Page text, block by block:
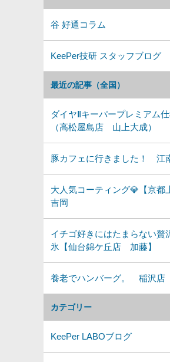
カテゴリー
KeePer LABOブログ
最近の記事（全国）
ダイヤⅡキーパープレミアム
（高松屋島店 山上大成）
豚カフェに行きました！ 江
大人気コーティング💎【京都
吉岡
イチゴ好きにはたまらない贅
氷【仙台錦ケ丘店 加藤】
養老でハンバーグ。 稲沢
谷 好通コラム
KeePer技研 スタッフブログ